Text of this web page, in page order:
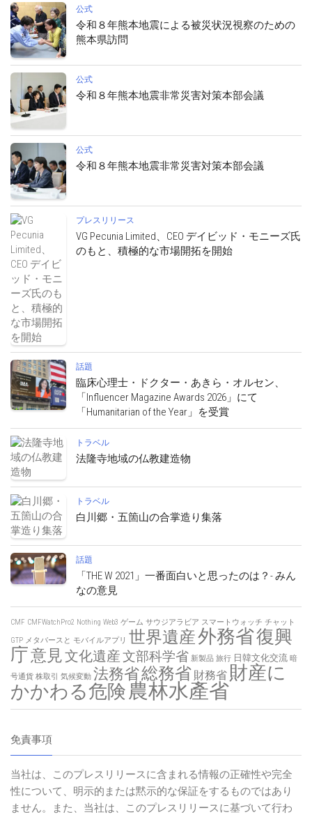
公式
令和８年熊本地震による被災状況視察のための
熊本県訪問
公式
令和８年熊本地震非常災害対策本部会議
公式
令和８年熊本地震非常災害対策本部会議
プレスリリース
VG Pecunia Limited、CEO デイビッド・モニーズ氏
のもと、積極的な市場開拓を開始
話題
臨床心理士・ドクター・あきら・オルセン、
「Influencer Magazine Awards 2026」にて
「Humanitarian of the Year」を受賞
トラベル
法隆寺地域の仏教建造物
トラベル
白川郷・五箇山の合掌造り集落
話題
「THE W 2021」一番面白いと思ったのは？- みん
なの意見
CMF CMFWatchPro2 Nothing Web3 ゲーム サウジアラビア スマートウォッチ チャット
GTP メタバースと モバイルアプリ 世界遺産外務省復興
庁意見文化遺産文部科学省 新製品 旅行 日韓文化交流 暗
号通貨 株取引 気候変動 法務省総務省 財務省 財産に
かかわる危険 農林水產省
免責事項
当社は、このプレスリリースに含まれる情報の正確性や完全
性について、明示的または黙示的な保証をするものではあり
ません。また、当社は、このプレスリリースに基づいて行わ